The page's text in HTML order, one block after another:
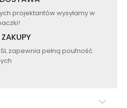
projektantów wysyłamy w
ZAKUPY
zapewnia pełną poufność